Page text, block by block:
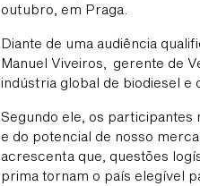
outubro, em Praga.
Diante de uma audiência
Manuel Viveiros, gerente de
indústria global de biodiesel e
Segundo ele, os participantes
e do potencial de nosso
acrescenta que, questões
prima tornam o país elegível